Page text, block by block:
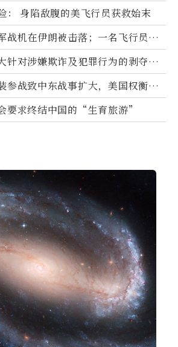
： 身陷敌腹的美飞行员获救始末
战机在伊朗被击落；一名飞行员失
针对涉嫌欺诈及犯罪行为的剥夺公
参战致中东战事扩大，美国权衡地
可能性
要求终结中国的“生育旅游”